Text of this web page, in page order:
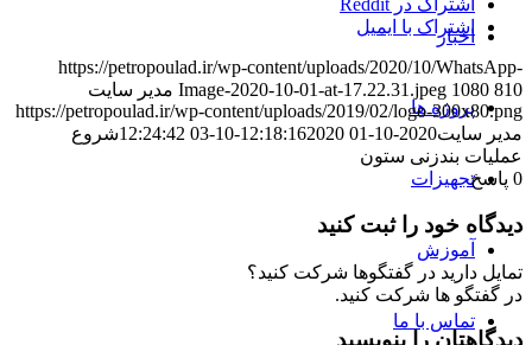
اخبار
پروژه ها
تجهیزات
آموزش
تماس با ما
اشتراک در Reddit
اشتراک با ایمیل
https://petropoulad.ir/wp-content/uploads/2020/10/WhatsApp-
Image-2020-10-01-at-17.22.31.jpeg 1080 810
مدیر سایت
https://petropoulad.ir/wp-content/uploads/2019/02/logo-300x80.png
مدیر سایت2020-10-01 12:18:16
2020-10-03 12:24:42
شروع
عملیات بندزنی ستون
0 پاسخ
دیدگاه خود را ثبت کنید
تمایل دارید در گفتگوها شرکت کنید؟
در گفتگو ها شرکت کنید.